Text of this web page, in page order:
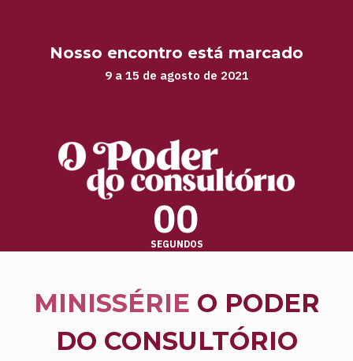
Nosso encontro está marcado
9 a 15 de agosto de 2021
00
SEGUNDOS
MINISSÉRIE O PODER
DO CONSULTÓRIO